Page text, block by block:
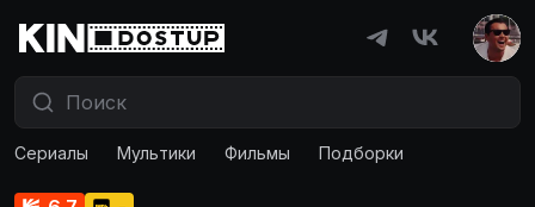
Сериалы Мультики Фильмы Подборки